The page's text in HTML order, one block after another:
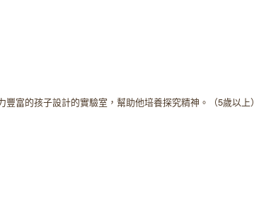
富的孩子設計的實驗室，幫助他培養探究精神。（5歲以上）